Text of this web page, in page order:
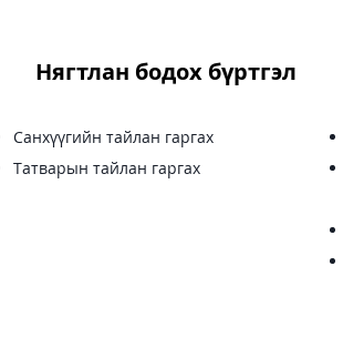
Нягтлан бодох бүртгэл
Санхүүгийн тайлан гаргах
Татварын тайлан гаргах